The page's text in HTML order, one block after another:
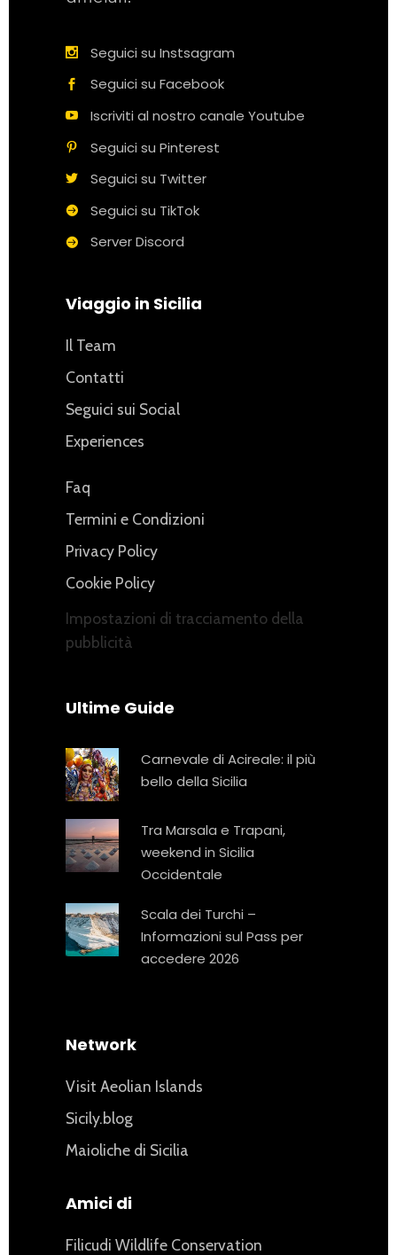
Seguici su Instsagram
Seguici su Facebook
Iscriviti al nostro canale Youtube
Seguici su Pinterest
Seguici su Twitter
Seguici su TikTok
Server Discord
Viaggio in Sicilia
Il Team
Contatti
Seguici sui Social
Experiences
Faq
Termini e Condizioni
Privacy Policy
Cookie Policy
Impostazioni di tracciamento della
pubblicità
Ultime Guide
Carnevale di Acireale: il più
bello della Sicilia
Tra Marsala e Trapani,
weekend in Sicilia
Occidentale
Scala dei Turchi –
Informazioni sul Pass per
accedere 2026
Network
Visit Aeolian Islands
Sicily.blog
Maioliche di Sicilia
Amici di
Filicudi Wildlife Conservation